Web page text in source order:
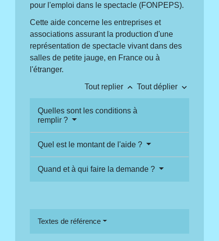
pour l'emploi dans le spectacle (FONPEPS).
Cette aide concerne les entreprises et
associations assurant la production d'une
représentation de spectacle vivant dans des
salles de petite jauge, en France ou à
l'étranger.
Tout replier keyboard_arrow_up Tout déplier keyboard_arrow_down
Quelles sont les conditions à
remplir ?
Quel est le montant de l'aide ?
Quand et à qui faire la demande ?
Textes de référence